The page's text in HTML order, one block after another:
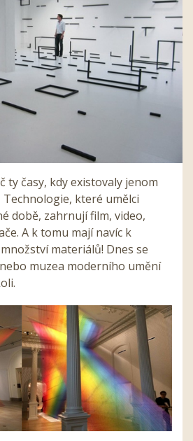
ty časy, kdy existovaly jenom
Technologie, které umělci
době, zahrnují film, video,
A k tomu mají navíc k
materiálů! Dnes se
muzea moderního umění